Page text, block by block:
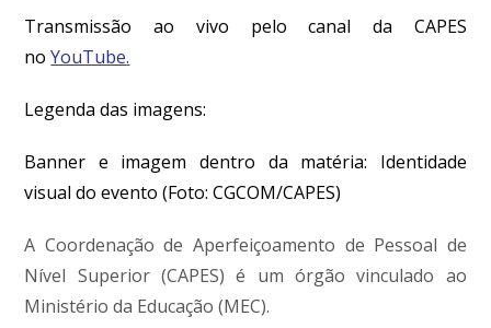
Transmissão ao vivo pelo canal da CAPES
noYouTube.
Legenda das imagens:
Banner e imagem dentro da matéria: Identidade
visual do evento(Foto: CGCOM/CAPES)
A Coordenação de Aperfeiçoamento de Pessoal de
Nível Superior (CAPES) é um órgão vinculado ao
Ministério da Educação (MEC).